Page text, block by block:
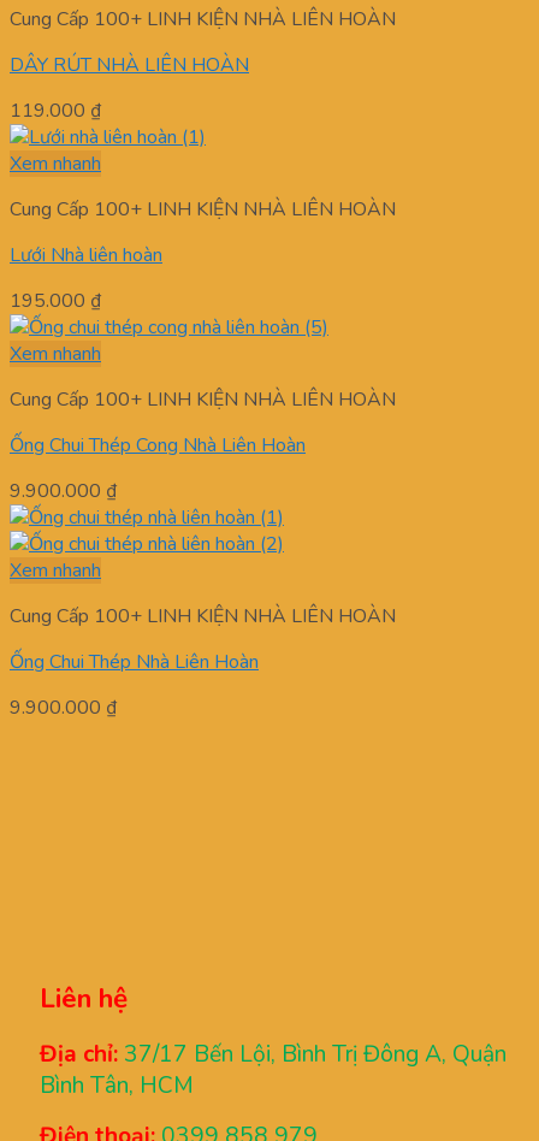
Cung Cấp 100+ LINH KIỆN NHÀ LIÊN HOÀN
DÂY RÚT NHÀ LIÊN HOÀN
119.000 ₫
Xem nhanh
Cung Cấp 100+ LINH KIỆN NHÀ LIÊN HOÀN
Lưới Nhà liên hoàn
195.000 ₫
Xem nhanh
Cung Cấp 100+ LINH KIỆN NHÀ LIÊN HOÀN
Ống Chui Thép Cong Nhà Liên Hoàn
9.900.000 ₫
Xem nhanh
Cung Cấp 100+ LINH KIỆN NHÀ LIÊN HOÀN
Ống Chui Thép Nhà Liên Hoàn
9.900.000 ₫
Liên hệ
Địa chỉ: 37/17 Bến Lội, Bình Trị Đông A, Quận
Bình Tân, HCM